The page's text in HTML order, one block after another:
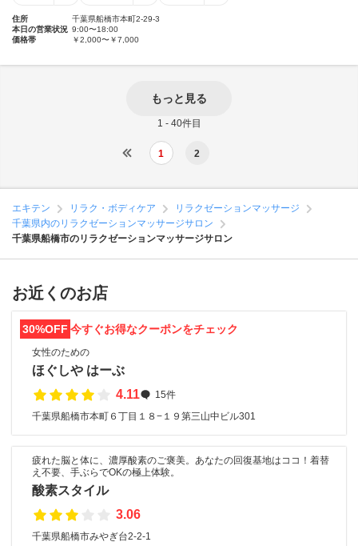
住所
千葉県船橋市本町2-29-3
本日の営業状況 9:00〜18:00
価格帯
￥2,000〜￥7,000
もっと見る
1 - 40件目
1 2
エキテン リラク・ボディケア
リラクゼーションマッサージ
千葉県内のリラクゼーションマッサージサロン
千葉県船橋市のリラクゼーションマッサージサロン
お近くのお店
30%OFF 今すぐお得なクーポンをチェック
女性のための
ほぐしや はーぶ
4.11
15件
千葉県船橋市本町６丁目１８−１９第三山中ビル301
疲れた脳と体に、濃厚酸素のご褒美。あなたの回復基地はココ！着替
え不要、手ぶらでOKの極上体験。
酸素スタイル
3.06
千葉県船橋市みやぎ台2-2-1